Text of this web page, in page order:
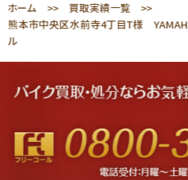
ホーム 買取実績一覧
熊本市中央区水前寺4丁目T様
ル